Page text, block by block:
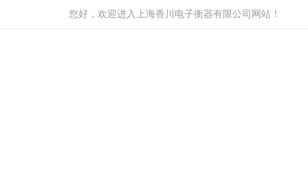
您好，欢迎进入上海香川电子衡器有限公司网站！